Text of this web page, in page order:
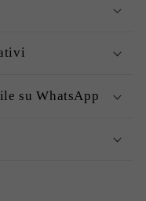
su WhatsApp